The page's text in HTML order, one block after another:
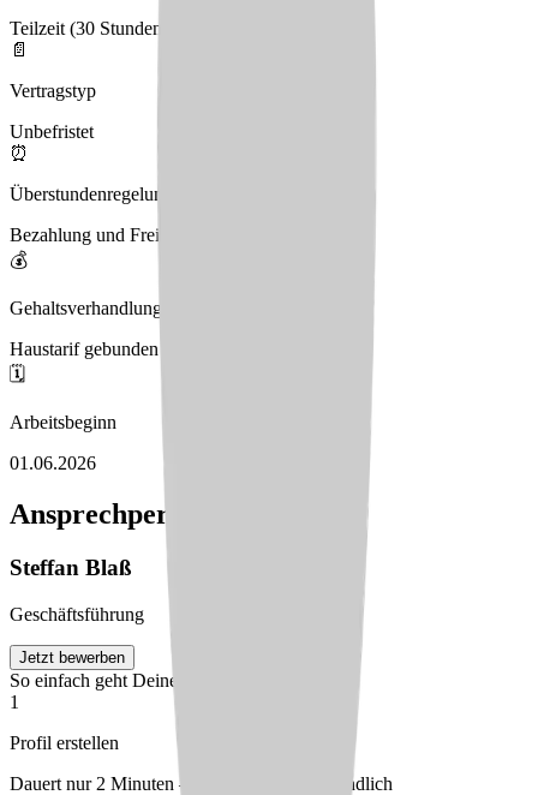
Teilzeit (30 Stunden), Vollzeit (38.5 Stunden)
📄
Vertragstyp
Unbefristet
⏰
Überstundenregelung
Bezahlung und Freizeitausgleich
💰
Gehaltsverhandlungen
Haustarif gebunden an BPA
🗓️
Arbeitsbeginn
01.06.2026
Ansprechperson
Steffan Blaß
Geschäftsführung
Jetzt bewerben
So einfach geht Deine Bewerbung
1
Profil erstellen
Dauert nur 2 Minuten – kostenlos & unverbindlich